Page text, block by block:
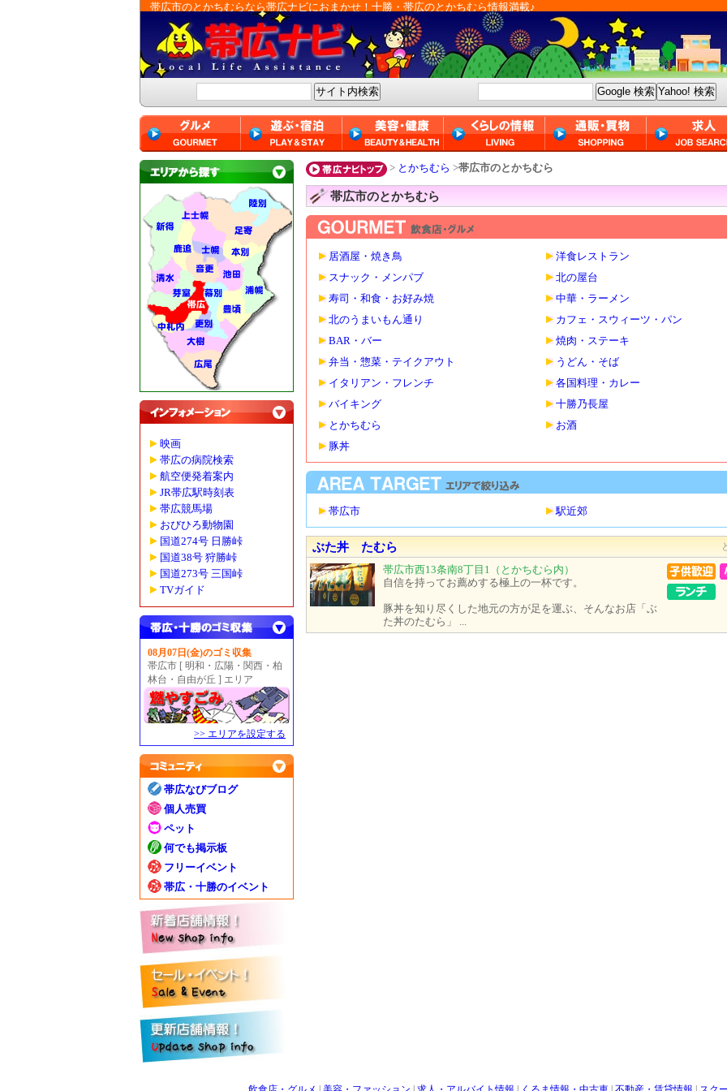
帯広市のとかちむらなら帯広ナビにおまかせ！十勝・帯広のとかちむら情報満載♪
映画
帯広の病院検索
航空便発着案内
JR帯広駅時刻表
帯広競馬場
おびひろ動物園
国道274号 日勝峠
国道38号 狩勝峠
国道273号 三国峠
TVガイド
08月07日(金)のゴミ収集
帯広市 [ 明和・広陽・関西・柏
林台・自由が丘 ] エリア
>> エリアを設定する
帯広なびブログ
個人売買
ペット
何でも掲示板
フリーイベント
帯広・十勝のイベント
> とかちむら >帯広市のとかちむら
帯広市のとかちむら
居酒屋・焼き鳥
洋食レストラン
スナック・メンパブ
北の屋台
寿司・和食・お好み焼
中華・ラーメン
北のうまいもん通り
カフェ・スウィーツ・パン
BAR・バー
焼肉・ステーキ
弁当・惣菜・テイクアウト
うどん・そば
イタリアン・フレンチ
各国料理・カレー
バイキング
十勝乃長屋
とかちむら
お酒
豚丼
帯広市 駅近郊
ぶた丼 たむら
帯広市西13条南8丁目1（とかちむら内）
自信を持ってお薦めする極上の一杯です。
豚丼を知り尽くした地元の方が足を運ぶ、そんなお店「ぶ
た丼のたむら」 ...